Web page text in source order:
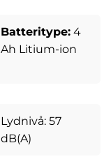
Batteritype:4
Ah Litium-ion
Lydnivå: 57
dB(A)